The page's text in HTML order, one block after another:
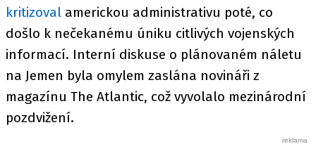
kritizoval americkou administrativu poté, co
došlo k nečekanému úniku citlivých vojenských
informací. Interní diskuse o plánovaném náletu
na Jemen byla omylem zaslána novináři z
magazínu The Atlantic, což vyvolalo mezinárodní
pozdvižení.